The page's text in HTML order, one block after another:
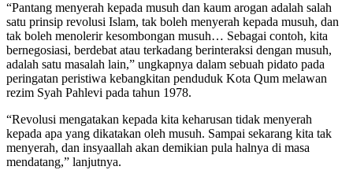
“Pantang menyerah kepada musuh dan kaum arogan adalah salah
satu prinsip revolusi Islam, tak boleh menyerah kepada musuh, dan
tak boleh menolerir kesombongan musuh… Sebagai contoh, kita
bernegosiasi, berdebat atau terkadang berinteraksi dengan musuh,
adalah satu masalah lain,” ungkapnya dalam sebuah pidato pada
peringatan peristiwa kebangkitan penduduk Kota Qum melawan
rezim Syah Pahlevi pada tahun 1978.
“Revolusi mengatakan kepada kita keharusan tidak menyerah
kepada apa yang dikatakan oleh musuh. Sampai sekarang kita tak
menyerah, dan insyaallah akan demikian pula halnya di masa
mendatang,” lanjutnya.